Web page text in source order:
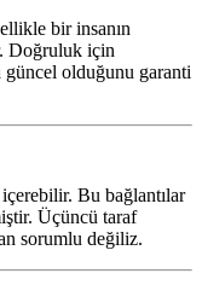
bir insanın
Doğruluk için
güncel olduğunu garanti
Bu bağlantılar
Üçüncü taraf
sorumlu değiliz.